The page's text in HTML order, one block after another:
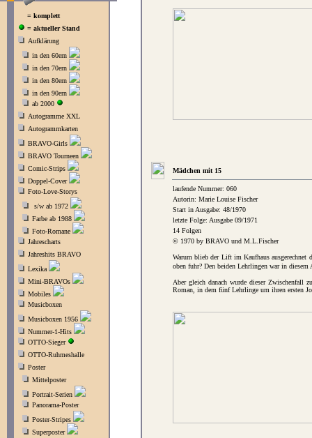
= komplett
= aktueller Stand
Aufklärung
in den 60ern
in den 70ern
in den 80ern
in den 90ern
ab 2000
Autogramme XXL
Autogrammkarten
BRAVO-Girls
BRAVO Tourneen
Comic-Strips
Doppel-Cover
Foto-Love-Storys
s/w ab 1972
Farbe ab 1988
Foto-Romane
Jahrescharts
Jahreshits BRAVO
Lexika
Mini-BRAVOs
Mobiles
Musicboxen
Musicboxen 1956
Nummer-1-Hits
OTTO-Sieger
OTTO-Ruhmeshalle
Poster
Mittelposter
Portrait-Serien
Panorama-Poster
Poster-Stripes
Superposter
Mädchen mit 15
laufende Nummer: 060
Autorin: Marie Louise Fischer
Start in Ausgabe: 48/1970
letzte Folge: Ausgabe 09/1971
14 Folgen
© 1970 by BRAVO und M.L.Fischer
Warum blieb der Lift im Kaufhaus
oben fuhr? Den beiden Lehrlingen war in
Aber gleich danach wurde dieser Zwischenfall
Roman, in dem fünf Lehrlinge um ihren ersten